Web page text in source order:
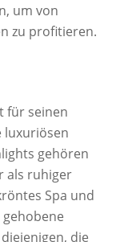
um von
zu profitieren.
für seinen
luxuriösen
gehören
als ruhiger
Spa und
die